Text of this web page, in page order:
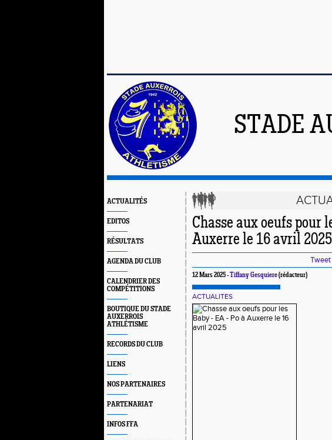
STADE
ACTUALITÉS
EDITOS
RÉSULTATS
AGENDA DU CLUB
CALENDRIER DES
COMPÉTITIONS
BOUTIQUE DU STADE
AUXERROIS
ATHLÉTISME
RECORDS DU CLUB
LIENS
NOS PARTENAIRES
PARTENARIAT
INFOS FFA
Chasse aux oeufs pour
Auxerre le 16 avril 2025
Tweet
12 Mars 2025 -Tiffany Gesquiere(rédacteur)
ACTUALITES